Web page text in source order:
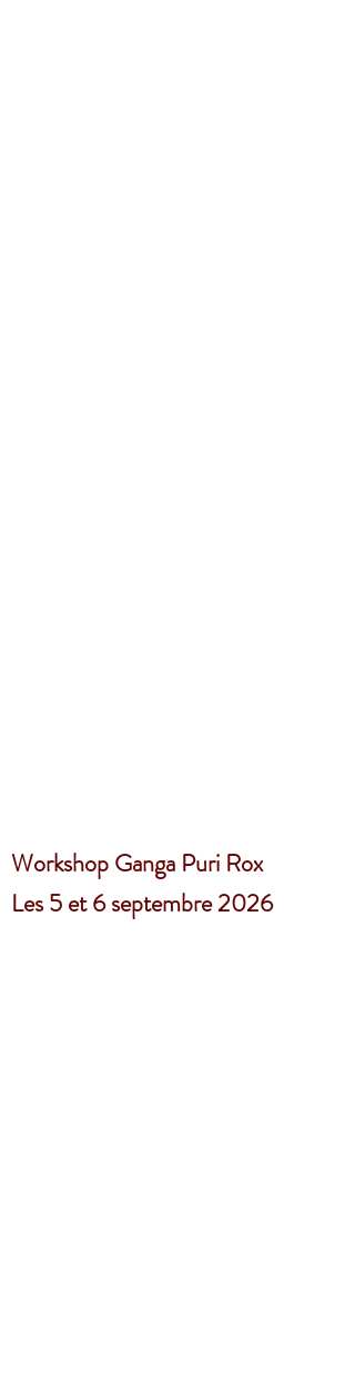
Workshop Ganga Puri Rox
Les 5 et 6 septembre 2026